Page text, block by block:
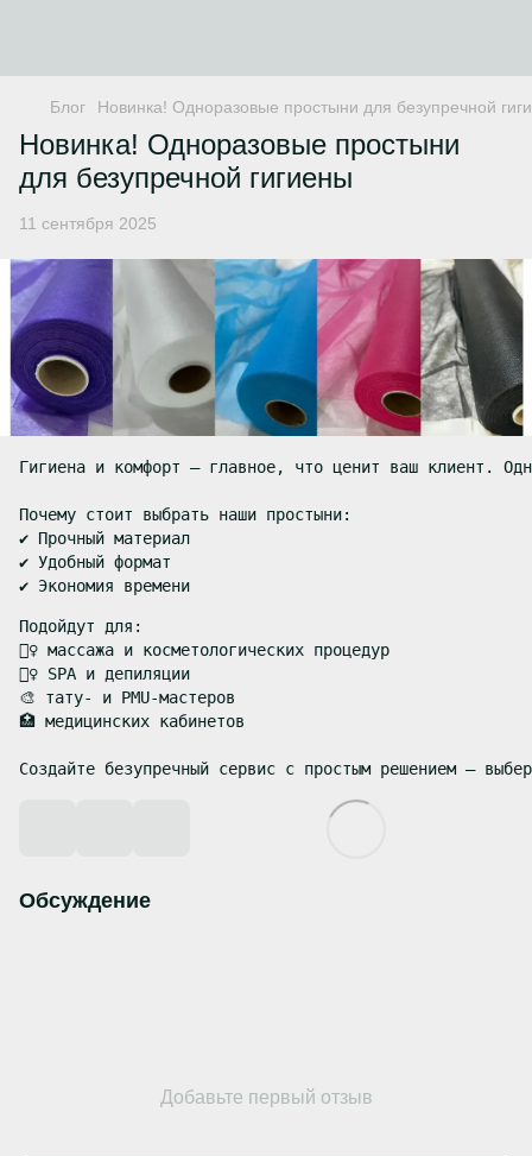
Блог Новинка! Одноразовые простыни для безупречной
Новинка! Одноразовые простыни
для безупречной гигиены
11 сентября 2025
Гигиена и комфорт – главное, что ценит ваш клиент.
Почему стоит выбрать наши простыни:
✔️ Прочный материал
✔️ Удобный формат
Подойдут для:
💆‍♀️ массажа и косметологических процедур
🧖‍♀️ SPA и депиляции
🎨 тату- и PMU-мастеров
🏥 медицинских кабинетов
Создайте безупречный сервис с простым решением –
Обсуждение
Добавьте первый отзыв